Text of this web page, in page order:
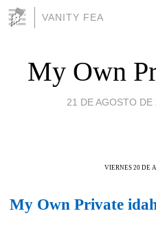
VANITY FEA
My Own
21 DE AGOSTO DE
VIERNES 20 DE
My Own Private